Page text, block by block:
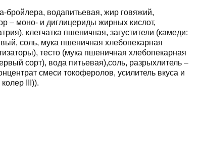
бройлера, водапитьевая, жир говяжий,
– моно- и диглицериды жирных кислот,
клетчатка пшеничная, загустители (камеди:
соль, мука пшеничная хлебопекарная
тесто (мука пшеничная хлебопекарная
сорт), вода питьевая),соль, разрыхлитель –
смеси токоферолов, усилитель вкуса и
III)).